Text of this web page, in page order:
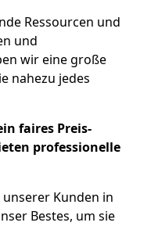
Ressourcen und
und
wir eine große
nahezu jedes
faires Preis-
professionelle
Kunden in
Bestes, um sie